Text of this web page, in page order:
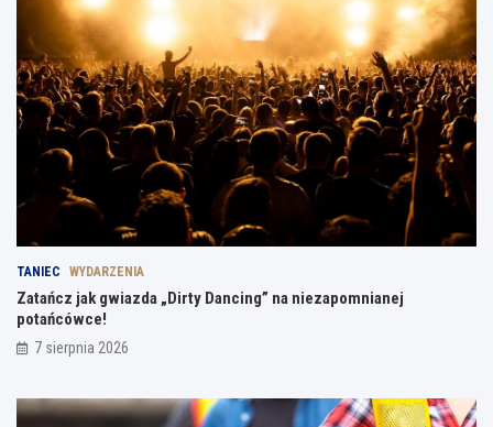
TANIEC WYDARZENIA
Zatańcz jak gwiazda „Dirty Dancing” na niezapomnianej
potańcówce!
7 sierpnia 2026